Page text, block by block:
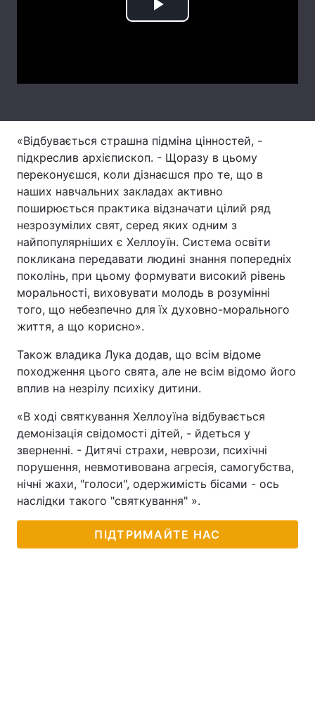
Відео з Youtube Статті
Інтерв'ю Думки
Архів Вакансії
Контакти
Послуги
Тема оформлення
Play
«Відбувається страшна підміна цінностей, -
підкреслив архієпископ. - Щоразу в цьому
переконуєшся, коли дізнаєшся про те, що в
наших навчальних закладах активно
поширюється практика відзначати цілий ряд
незрозумілих свят, серед яких одним з
найпопулярніших є Хеллоуїн. Система освіти
покликана передавати людині знання попередніх
поколінь, при цьому формувати високий рівень
моральності, виховувати молодь в розумінні
того, що небезпечно для їх духовно-морального
життя, а що корисно».
Також владика Лука додав, що всім відоме
походження цього свята, але не всім відомо його
вплив на незрілу психіку дитини.
«В ході святкування Хеллоуїна відбувається
демонізація свідомості дітей, - йдеться у
зверненні. - Дитячі страхи, неврози, психічні
порушення, невмотивована агресія, самогубства,
нічні жахи, "голоси", одержимість бісами - ось
наслідки такого "святкування" ».
ПІДТРИМАЙТЕ НАС